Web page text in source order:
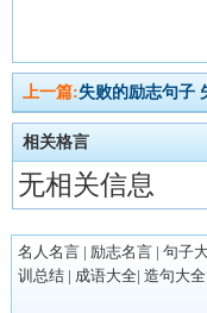
上一篇:失败的励志句子
相关格言
无相关信息
名人名言| 励志名言| 句子
训总结| 成语大全| 造句大全|